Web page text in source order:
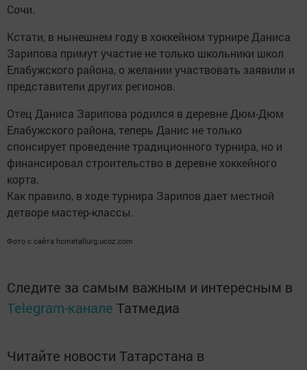
Сочи.
Кстати, в нынешнем году в хоккейном турнире Даниса
Зарипова примут участие не только школьники школ
Елабужского района, о желании участвовать заявили и
представители других регионов.
Отец Даниса Зарипова родился в деревне Дюм-Дюм
Елабужского района, теперь Данис не только
спонсирует проведение традиционного турнира, но и
финансировал строительство в деревне хоккейного
корта.
Как правило, в ходе турнира Зарипов дает местной
детворе мастер-классы.
Фото с сайта hcmetallurg.ucoz.com
Следите за самым важным и интересным в
Telegram-канале Татмедиа
Читайте новости Татарстана в